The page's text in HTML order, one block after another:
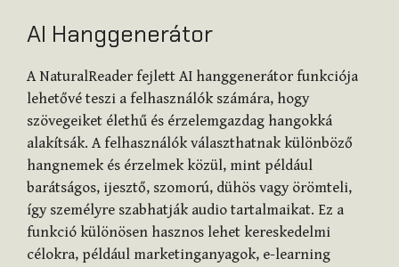
AI Hanggenerátor
A NaturalReader fejlett AI hanggenerátor funkciója
lehetővé teszi a felhasználók számára, hogy
szövegeiket élethű és érzelemgazdag hangokká
alakítsák. A felhasználók választhatnak különböző
hangnemek és érzelmek közül, mint például
barátságos, ijesztő, szomorú, dühös vagy örömteli,
így személyre szabhatják audio tartalmaikat. Ez a
funkció különösen hasznos lehet kereskedelmi
célokra, például marketinganyagok, e-learning